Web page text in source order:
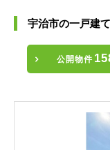
宇治市の一戸建
公開物件